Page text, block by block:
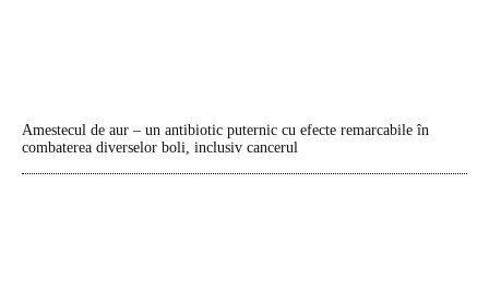
Amestecul de aur – un antibiotic puternic cu efecte remarcabile în
combaterea diverselor boli, inclusiv cancerul